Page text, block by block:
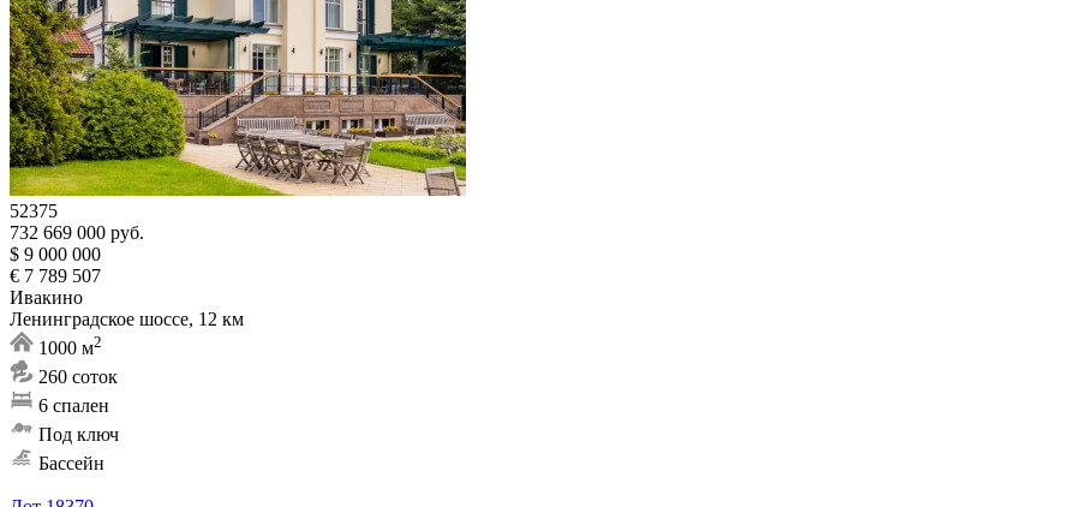
52375
732 669 000 руб.
$ 9 000 000
€ 7 789 507
Ивакино
Ленинградское шоссе, 12 км
1000 м2
260 соток
6 спален
Под ключ
Бассейн